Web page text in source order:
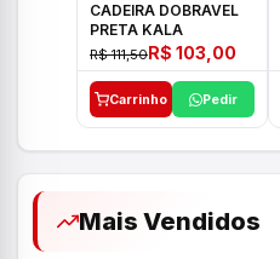
CADEIRA DOBRAVEL
PRETA KALA
R$ 111,50R$ 103,00
Carrinho Pedir
Mais Vendidos